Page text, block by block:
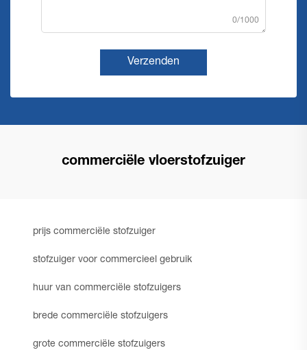
0/1000
Verzenden
commerciële vloerstofzuiger
prijs commerciële stofzuiger
stofzuiger voor commercieel gebruik
huur van commerciële stofzuigers
brede commerciële stofzuigers
grote commerciële stofzuigers